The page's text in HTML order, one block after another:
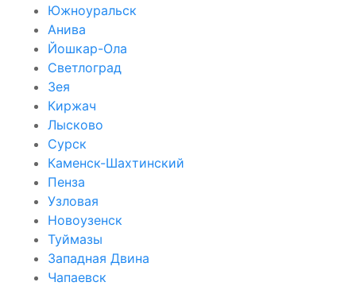
Южноуральск
Анива
Йошкар-Ола
Светлоград
Зея
Киржач
Лысково
Сурск
Каменск-Шахтинский
Пенза
Узловая
Новоузенск
Туймазы
Западная Двина
Чапаевск